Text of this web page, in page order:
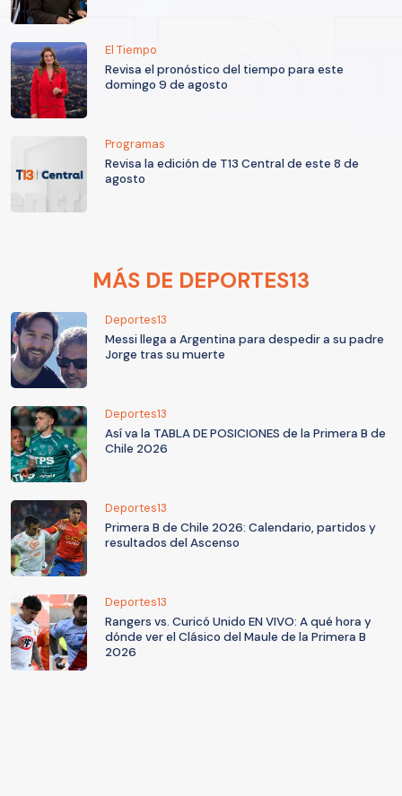
El Tiempo
Revisa el pronóstico del tiempo para este
domingo 9 de agosto
Programas
Revisa la edición de T13 Central de este 8 de
agosto
MÁS DE DEPORTES13
Deportes13
Messi llega a Argentina para despedir a su padre
Jorge tras su muerte
Deportes13
Así va la TABLA DE POSICIONES de la Primera B de
Chile 2026
Deportes13
Primera B de Chile 2026: Calendario, partidos y
resultados del Ascenso
Deportes13
Rangers vs. Curicó Unido EN VIVO: A qué hora y
dónde ver el Clásico del Maule de la Primera B
2026